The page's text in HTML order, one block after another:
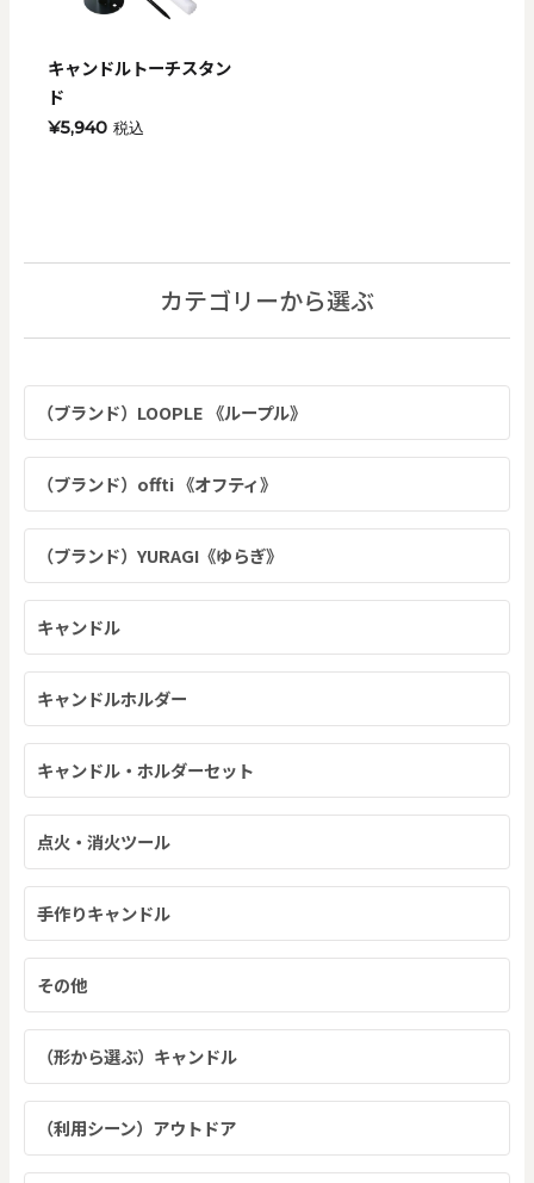
キャンドルトーチスタン
ド
¥5,940 税込
カテゴリーから選ぶ
（ブランド）LOOPLE 《ループル》
（ブランド）offti 《オフティ》
（ブランド）YURAGI《ゆらぎ》
キャンドル
キャンドルホルダー
キャンドル・ホルダーセット
点火・消火ツール
手作りキャンドル
その他
（形から選ぶ）キャンドル
（利用シーン）アウトドア